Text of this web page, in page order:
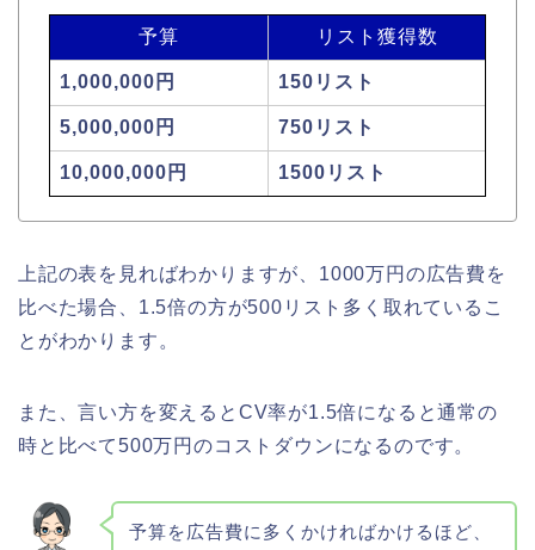
予算 リスト獲得数
1,000,000円 150リスト
5,000,000円 750リスト
10,000,000円 1500リスト
上記の表を見ればわかりますが、1000万円の広告費を
比べた場合、1.5倍の方が500リスト多く取れているこ
とがわかります。
また、言い方を変えるとCV率が1.5倍になると通常の
時と比べて500万円のコストダウンになるのです。
予算を広告費に多くかければかけるほど、